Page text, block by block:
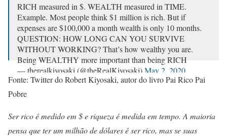
RICH measured in $. WEALTH measured in TIME.
Example. Most people think $1 million is rich. But if
expenses are $100,000 a month wealth is only 10 months.
QUESTION: HOW LONG CAN YOU SURVIVE
WITHOUT WORKING? That’s how wealthy you are.
Being WEALTHY more important than being RICH
— therealkiyosaki (@theRealKiyosaki)May 2, 2020
Fonte: Twitter do Robert Kiyosaki, autor do livro Pai Rico Pai
Pobre
Ser rico é medido em $ e riqueza é medida em tempo. A maioria
pensa que ter um milhão de dólares é ser rico, mas se suas